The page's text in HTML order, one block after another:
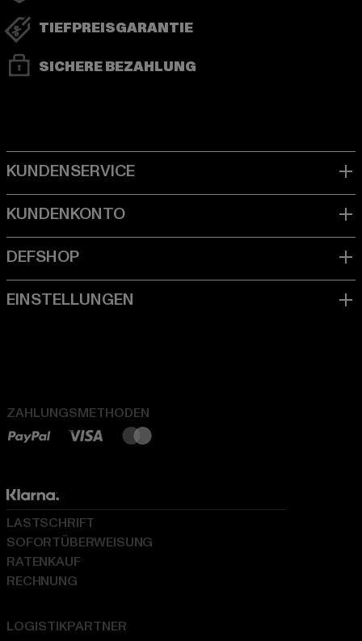
TIEFPREISGARANTIE
SICHERE BEZAHLUNG
ZAHLUNGSMETHODEN
LOGISTIKPARTNER
LASTSCHRIFT
SOFORTÜBERWEISUNG
RATENKAUF
RECHNUNG